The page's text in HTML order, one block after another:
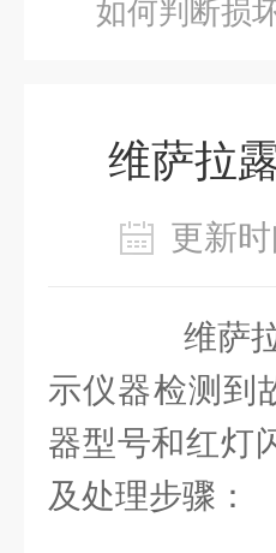
如何判断损
维萨拉
更新
维萨拉
示仪器检测到
器型号和红灯
及处理步骤：